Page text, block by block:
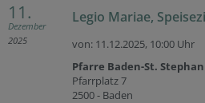
11.
Dezember
2025
Legio Mariae,
von: 11.12.2025, 10:00 Uhr
Pfarre Baden-St. Stephan
Pfarrplatz 7
2500 - Baden